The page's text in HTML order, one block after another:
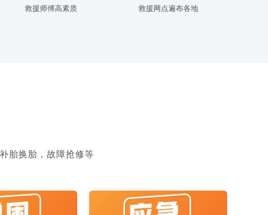
救援师傅高素质 救援网点遍布各地
胎换胎，故障抢修等